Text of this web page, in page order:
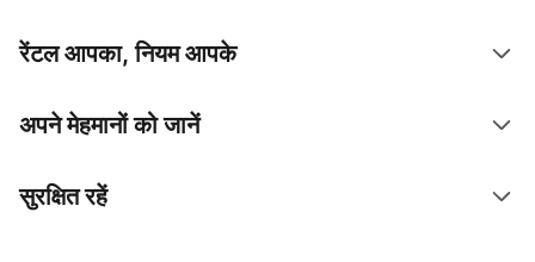
रेंटल आपका, नियम आपके
अपने मेहमानों को जानें
सुरक्षित रहें